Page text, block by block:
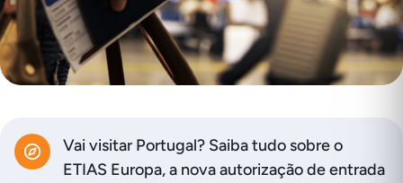
Vai visitar Portugal? Saiba tudo sobre o
ETIAS Europa, a nova autorização de entrada